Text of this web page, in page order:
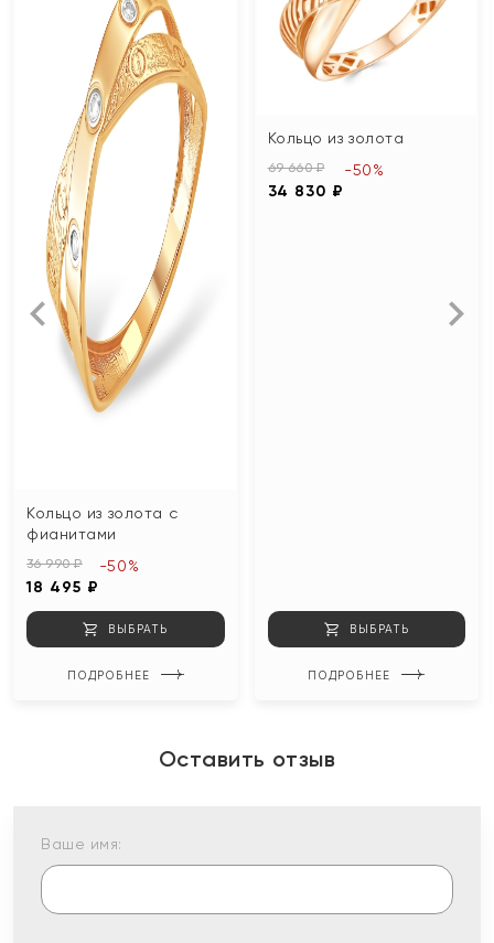
Кольцо из золота с
фианитами
36 990 ₽
18 495 ₽
-50%
ВЫБРАТЬ
ПОДРОБНЕЕ
Кольцо из золота
69 660 ₽
34 830 ₽
-50%
ВЫБРАТЬ
ПОДРОБНЕЕ
Оставить отзыв
Ваше имя: